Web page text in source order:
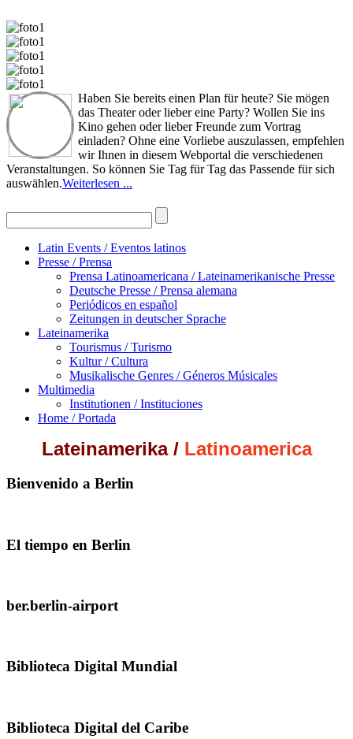
Haben Sie bereits einen Plan für heute? Sie mögen
das Theater oder lieber eine Party? Wollen Sie ins
Kino gehen oder lieber Freunde zum Vortrag
einladen? Ohne eine Vorliebe auszulassen, empfehlen
wir Ihnen in diesem Webportal die verschiedenen
Veranstaltungen. So können Sie Tag für Tag das Passende für sich
auswählen.Weiterlesen ...
Latin Events / Eventos latinos
Presse / Prensa
Prensa Latinoamericana / Lateinamerikanische Presse
Deutsche Presse / Prensa alemana
Periódicos en español
Zeitungen in deutscher Sprache
Lateinamerika
Tourismus / Turismo
Kultur / Cultura
Musikalische Genres / Géneros Músicales
Multimedia
Institutionen / Instituciones
Home / Portada
Lateinamerika / Latinoamerica
Bienvenido a Berlin
El tiempo en Berlin
ber.berlin-airport
Biblioteca Digital Mundial
Biblioteca Digital del Caribe